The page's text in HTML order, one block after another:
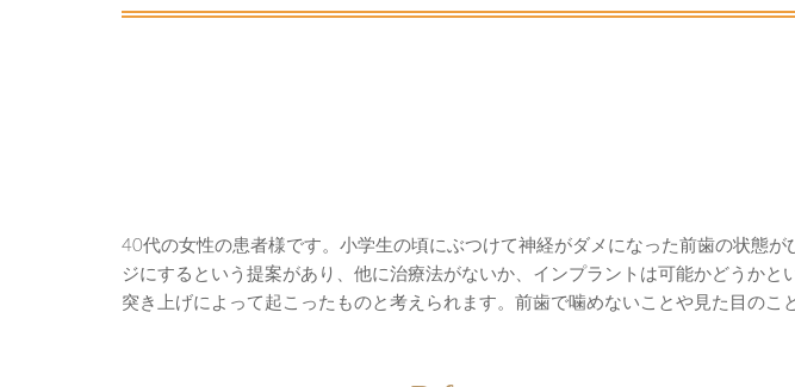
40代の女性の患者様です。小学生の頃にぶつけて神経がダメになった前歯の状態
ジにするという提案があり、他に治療法がないか、インプラントは可能かどうか
突き上げによって起こったものと考えられます。前歯で噛めないことや見た目の